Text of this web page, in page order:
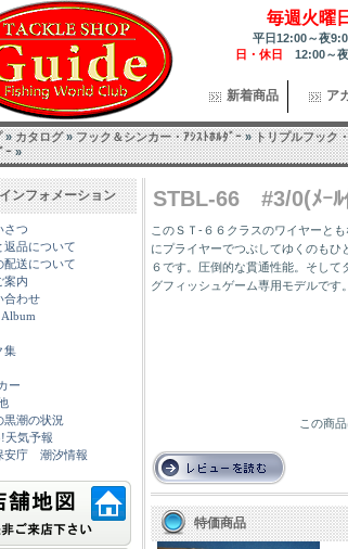
毎週火曜
平日12:00～夜
日・休日 12:00～
新着商品 ア
»カタログ»フック＆シンカー・ｱｼｽﾄﾎﾙﾀﾞｰ»トリプルフック
ｰ»
インフォメーション
さつ
返品について
配送について
案内
合わせ
集
ー
黒潮の状況
天気予報
安庁 潮汐情報
STBL-66 #3/0(ﾒｰﾙ
このＳＴ-６６クラスのワイヤーと
にプライヤーでつぶしてゆくのもひ
６です。圧倒的な貫通性能。そし
グフィッシュゲーム専用モデルです。
この商
特価商品